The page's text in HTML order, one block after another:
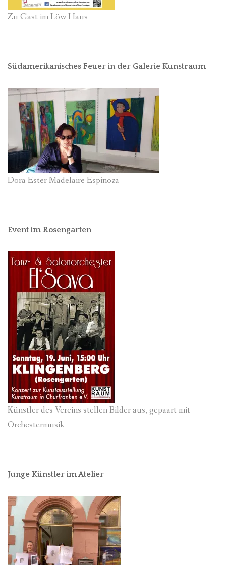
Zu Gast im Löw Haus
Südamerikanisches Feuer in der Galerie Kunstraum
Dora Ester Madelaire Espinoza
Event im Rosengarten
Künstler des Vereins stellen Bilder aus, gepaart mit
Orchestermusik
Junge Künstler im Atelier